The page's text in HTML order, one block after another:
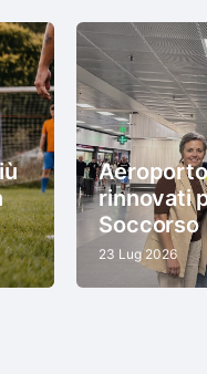
rinnovati
Soccorso
23 Lug 2026